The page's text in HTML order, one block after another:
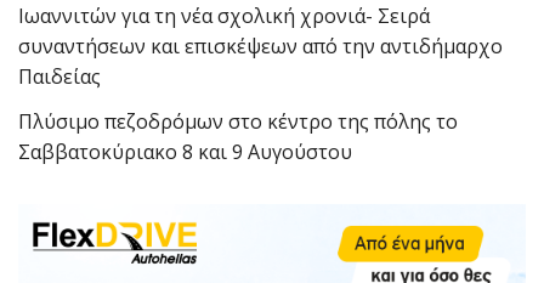
Ιωαννιτών για τη νέα σχολική χρονιά- Σειρά
συναντήσεων και επισκέψεων από την αντιδήμαρχο
Παιδείας
Πλύσιμο πεζοδρόμων στο κέντρο της πόλης το
Σαββατοκύριακο 8 και 9 Αυγούστου